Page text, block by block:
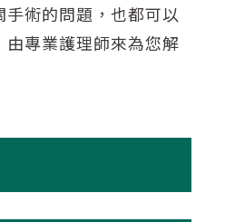
術的問題，也都可以
專業護理師來為您解